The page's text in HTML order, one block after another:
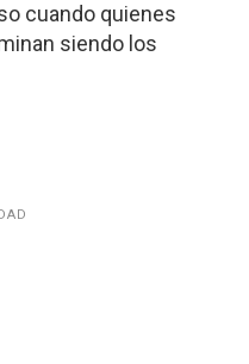
cuando quienes
siendo los